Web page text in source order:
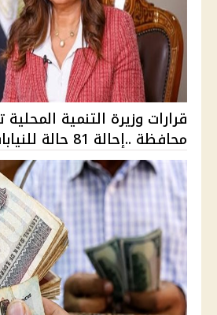
محافظة ..إحالة 81 حالة للنيابات...